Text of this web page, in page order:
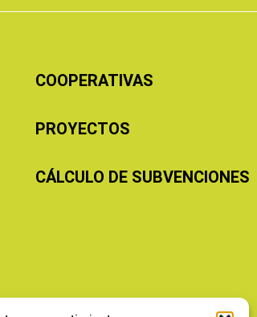
COOPERATIVAS
PROYECTOS
CÁLCULO DE SUBVENCIONES